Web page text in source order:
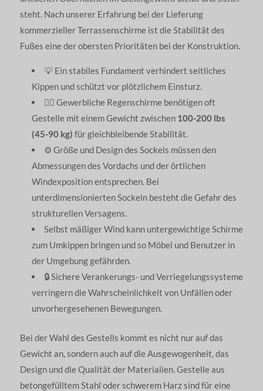
steht. Nach unserer Erfahrung bei der Lieferung
kommerzieller Terrassenschirme ist die Stabilität des
Fußes eine der obersten Prioritäten bei der Konstruktion.
💡 Ein stabiles Fundament verhindert seitliches
Kippen und schützt vor plötzlichem Einsturz.
🏋️‍♂️ Gewerbliche Regenschirme benötigen oft
Gestelle mit einem Gewicht zwischen 100-200 lbs
(45-90 kg) für gleichbleibende Stabilität.
⚙️ Größe und Design des Sockels müssen den
Abmessungen des Vordachs und der örtlichen
Windexposition entsprechen. Bei
unterdimensionierten Sockeln besteht die Gefahr des
strukturellen Versagens.
Selbst mäßiger Wind kann untergewichtige Schirme
zum Umkippen bringen und so Möbel und Benutzer in
der Umgebung gefährden.
🔒 Sichere Verankerungs- und Verriegelungssysteme
verringern die Wahrscheinlichkeit von Unfällen oder
unvorhergesehenen Bewegungen.
Bei der Wahl des Gestells kommt es nicht nur auf das
Gewicht an, sondern auch auf die Ausgewogenheit, das
Design und die Qualität der Materialien. Gestelle aus
betongefülltem Stahl oder schwerem Harz sind für eine